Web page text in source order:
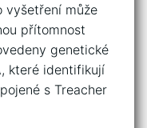
vyšetření může‌
‍přítomnost
genetické
které identifikují
s Treacher